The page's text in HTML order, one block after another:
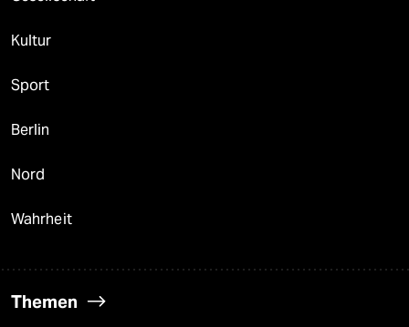
Kultur
Sport
Berlin
Nord
Wahrheit
Themen